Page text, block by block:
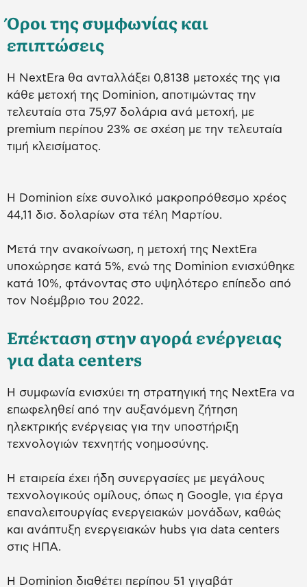
Όροι της συμφωνίας και
επιπτώσεις
Η NextEra θα ανταλλάξει 0,8138 μετοχές της για
κάθε μετοχή της Dominion, αποτιμώντας την
τελευταία στα 75,97 δολάρια ανά μετοχή, με
premium περίπου 23% σε σχέση με την τελευταία
τιμή κλεισίματος.
Η Dominion είχε συνολικό μακροπρόθεσμο χρέος
44,11 δισ. δολαρίων στα τέλη Μαρτίου.
Μετά την ανακοίνωση, η μετοχή της NextEra
υποχώρησε κατά 5%, ενώ της Dominion ενισχύθηκε
κατά 10%, φτάνοντας στο υψηλότερο επίπεδο από
τον Νοέμβριο του 2022.
Επέκταση στην αγορά ενέργειας
για data centers
Η συμφωνία ενισχύει τη στρατηγική της NextEra να
επωφεληθεί από την αυξανόμενη ζήτηση
ηλεκτρικής ενέργειας για την υποστήριξη
τεχνολογιών τεχνητής νοημοσύνης.
Η εταιρεία έχει ήδη συνεργασίες με μεγάλους
τεχνολογικούς ομίλους, όπως η Google, για έργα
επαναλειτουργίας ενεργειακών μονάδων, καθώς
και ανάπτυξη ενεργειακών hubs για data centers
στις ΗΠΑ.
Η Dominion διαθέτει περίπου 51 γιγαβάτ